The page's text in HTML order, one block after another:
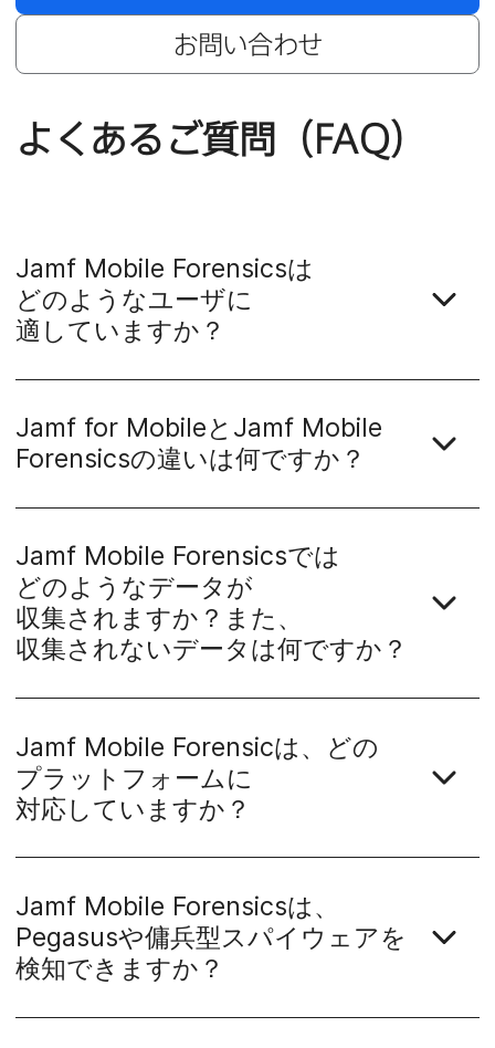
お問い​合わせ
よく​ある​ご質問​（ FAQ）
Jamf Mobile Forensicsは​
どのような​ユーザに​
適していますか？
Jamf for Mobileと Jamf Mobile
Forensicsの​違いは​何ですか？
Jamf Mobile Forensicsでは​
どのような​データが​
収集されますか？​また、​
収集されない​データは​何ですか？
Jamf Mobile Forensicは、​どの​
プラットフォームに​
対応していますか？
Jamf Mobile Forensicsは、
Pegasusや​傭兵型スパイウェアを​
検知できますか？